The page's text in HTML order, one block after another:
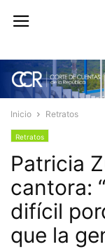
Inicio Retratos
Retratos
Patricia
cantora:
difícil
que la